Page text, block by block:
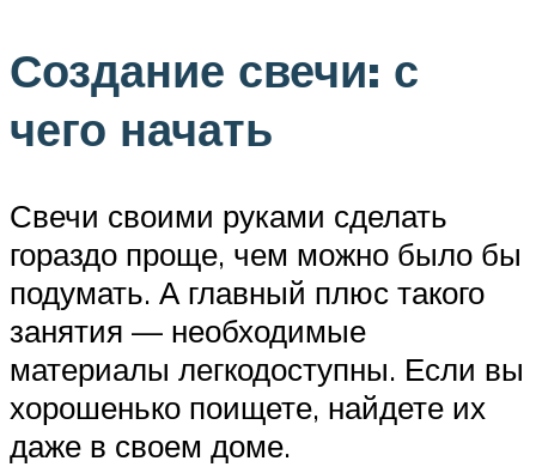
Создание свечи: с
чего начать
Свечи своими руками сделать
гораздо проще, чем можно было бы
подумать. А главный плюс такого
занятия — необходимые
материалы легкодоступны. Если вы
хорошенько поищете, найдете их
даже в своем доме.